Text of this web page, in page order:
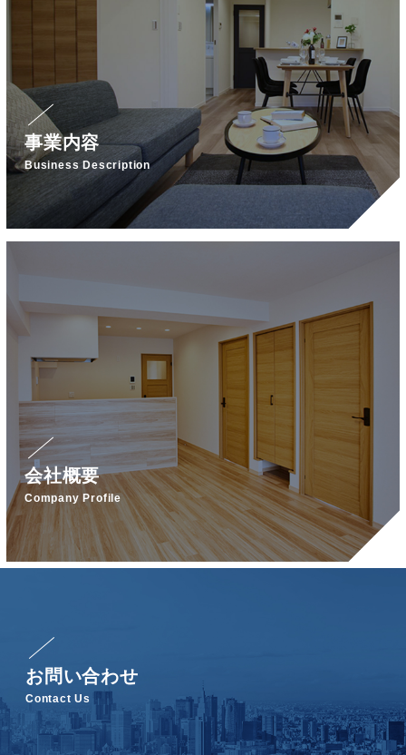
事業内容
Business Description
会社概要
Company Profile
お問い合わせ
Contact Us